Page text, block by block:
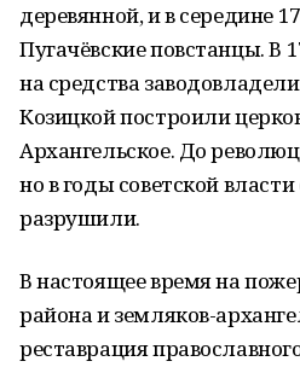
деревянной, и в середине
Пугачёвские повстанцы. В
на средства
Козицкой построили
Архангельское. До
но в годы советской власти
разрушили.
В настоящее время на
района и земляков-
реставрация